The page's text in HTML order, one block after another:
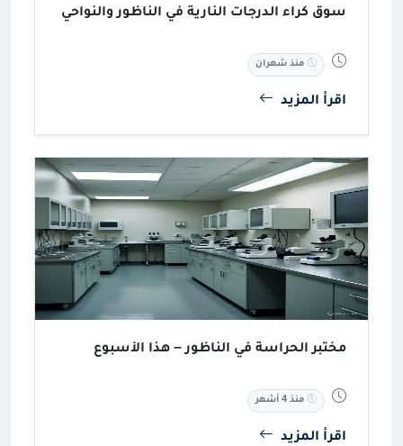
سوق كراء الدرجات النارية في الناظور والنواحي
منذ شهران
اقرأ المزيد
مختبر الحراسة في الناظور – هذا الأسبوع
منذ 4 أشهر
اقرأ المزيد